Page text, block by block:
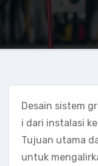
Desain sistem
i dari instalasi
Tujuan utama
untuk